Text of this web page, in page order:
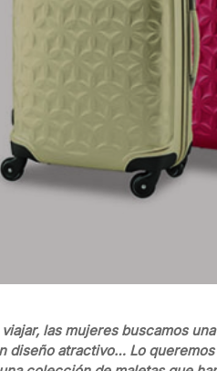
las mujeres buscamos
diseño atractivo… Lo